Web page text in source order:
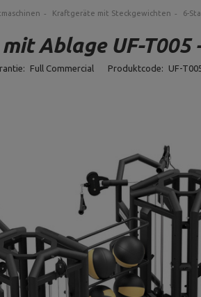
Kraftgeräte mit Steckgewichten 6-
Ablage UF-T005
Full Commercial Produktcode: UF-